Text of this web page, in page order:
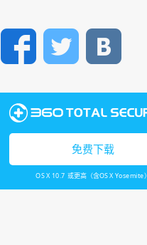
FacebookTwitter
免费下载
OS X 10.7 或更高（含OS X Yosemite）